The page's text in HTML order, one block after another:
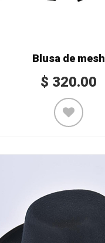
Blusa de mesh
$ 320.00